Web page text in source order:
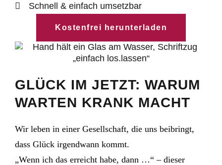
Schnell & einfach umsetzbar
Kostenfrei herunterladen
GLÜCK IM JETZT: WARUM
WARTEN KRANK MACHT
Wir leben in einer Gesellschaft, die uns beibringt,
dass Glück irgendwann kommt.
„Wenn ich das erreicht habe, dann …“ – dieser